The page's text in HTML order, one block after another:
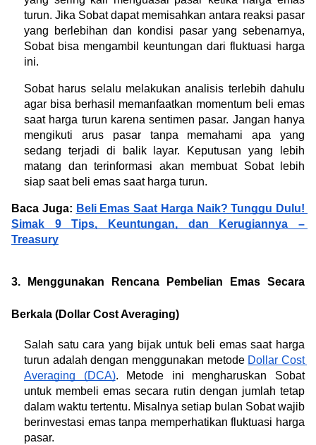
turun. Jika Sobat dapat memisahkan antara reaksi pasar
yang berlebihan dan kondisi pasar yang sebenarnya,
Sobat bisa mengambil keuntungan dari fluktuasi harga
ini.
Sobat harus selalu melakukan analisis terlebih dahulu
agar bisa berhasil memanfaatkan momentum beli emas
saat harga turun karena sentimen pasar. Jangan hanya
mengikuti arus pasar tanpa memahami apa yang
sedang terjadi di balik layar. Keputusan yang lebih
matang dan terinformasi akan membuat Sobat lebih
siap saat beli emas saat harga turun.
Baca Juga: Beli Emas Saat Harga Naik? Tunggu Dulu!
Simak 9 Tips, Keuntungan, dan Kerugiannya –
Treasury
3. Menggunakan Rencana Pembelian Emas Secara
Berkala (Dollar Cost Averaging)
Salah satu cara yang bijak untuk beli emas saat harga
turun adalah dengan menggunakan metode Dollar Cost
Averaging (DCA). Metode ini mengharuskan Sobat
untuk membeli emas secara rutin dengan jumlah tetap
dalam waktu tertentu. Misalnya setiap bulan Sobat wajib
berinvestasi emas tanpa memperhatikan fluktuasi harga
pasar.